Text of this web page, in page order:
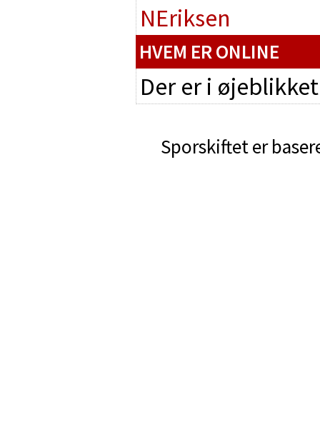
NEriksen
HVEM ER ONLINE
Der er i
Sporskiftet er